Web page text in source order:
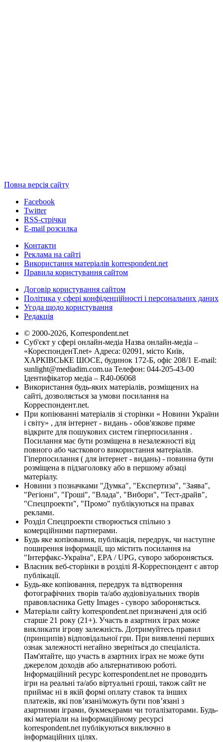
Повна версія сайту
Facebook
Twitter
RSS-стрічки
E-mail розсилка
Контакти
Реклама на сайті
Використання матеріалів korrespondent.net
Правила користування сайтом
Договір користування сайтом
Політика у сфері конфіденційності і персональних даних
Угода щодо користування
Редакція
© 2000-2026, Korrespondent.net
Суб'єкт у сфері онлайн-медіа Назва онлайн-медіа –
«КореспонденТ.net» Адреса: 02091, місто Київ,
ХАРКІВСЬКЕ ШОСЕ, будинок 172-Б, офіс 208/1 E-mail:
sunlight@mediadim.com.ua Телефон: 044-205-43-00
Ідентифікатор медіа – R40-06068
Використання будь-яких матеріалів, розміщених на
сайті, дозволяється за умови посилання на
Корреспондент.net.
При копіюванні матеріалів зі сторінки « Новини України
і світу» , для інтернет - видань - обов'язкове пряме
відкрите для пошукових систем гіперпосилання .
Посилання має бути розміщена в незалежності від
повного або часткового використання матеріалів.
Гіперпосилання ( для інтернет - видань) - повинна бути
розміщена в підзаголовку або в першому абзаці
матеріалу.
Новини з позначками "Думка", "Експертиза", "Заява",
"Регіони", "Гроші", "Влада", "Вибори", "Тест-драйв",
"Спецпроекти", "Промо" публікуються на правах
реклами.
Розділ Спецпроекти створюється спільно з
комерційними партнерами.
Будь яке копіювання, публікація, передрук, чи наступне
поширення інформації, що містить посилання на
"Інтерфакс-Україна", EPA / UPG, суворо забороняється.
Власник веб-сторінки в розділі Я-Корреспондент є автор
публікації.
Будь-яке копіювання, передрук та відтворення
фотографічних творів та/або аудіовізуальних творів
правовласника Getty Images - суворо забороняється.
Матеріали сайту korrespondent.net призначені для осіб
старше 21 року (21+). Участь в азартних іграх може
викликати ігрову залежність. Дотримуйтесь правил
(принципів) відповідальної гри. При виявленні перших
ознак залежності негайно зверніться до спеціаліста.
Пам'ятайте, що участь в азартних іграх не може бути
джерелом доходів або альтернативою роботі.
Інформаційний ресурс korrespondent.net не проводить
ігри на реальні та/або віртуальні гроші, також сайт не
приймає ні в якій формі оплату ставок та інших
платежів, які пов’язані/можуть бути пов’язані з
азартними іграми, букмекерами чи тоталізаторами. Будь-
які матеріали на інформаційному ресурсі
korrespondent.net публікуються виключно в
інформаційних цілях.